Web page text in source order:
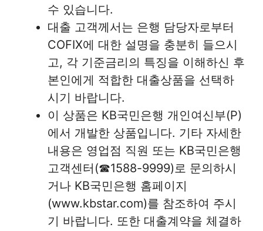
수 있습니다.
대출 고객께서는 은행 담당자로부터
COFIX에 대한 설명을 충분히 들으시
고, 각 기준금리의 특징을 이해하신 후
본인에게 적합한 대출상품을 선택하
시기 바랍니다.
이 상품은 KB국민은행 개인여신부(P)
에서 개발한 상품입니다. 기타 자세한
내용은 영업점 직원 또는 KB국민은행
고객센터(☎1588-9999)로 문의하시
거나 KB국민은행 홈페이지
(www.kbstar.com)를 참조하여 주시
기 바랍니다. 또한 대출계약을 체결하